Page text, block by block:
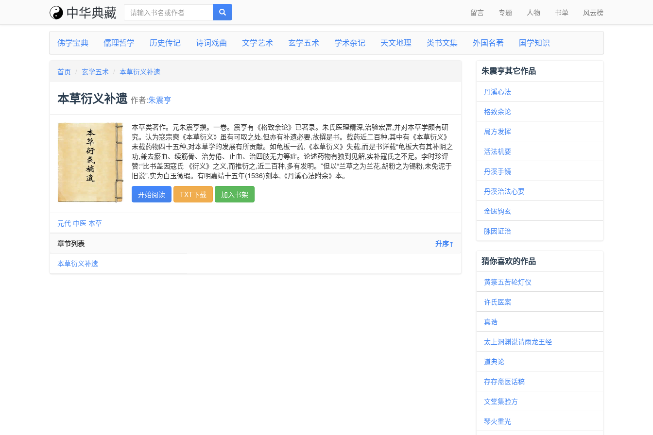
中华典藏 留言 专题 人物 书单 风云榜
佛学宝典 儒理哲学 历史传记 诗词戏曲 文学艺术 玄学五术 学术杂记 天文地理 类书文集 外国名著 国学知识
首页 玄学五术 本草衍义补遗
本草衍义补遗 作者:朱震亨
本草类著作。元朱震亨撰。一卷。震亨有《格致余论》已著录。朱氏医理精深,治验宏富,并对本草学颇有研
究。认为寇宗奭《本草衍义》虽有可取之处,但亦有补遗必要,故撰是书。载药近二百种,其中有《本草衍义》
未载药物四十五种,对本草学的发展有所贡献。如龟板一药,《本草衍义》失载,而是书详载“龟板大有其补阴之
功,兼去瘀血、续筋骨、治劳倦、止血、治四肢无力等症。论述药物有独到见解,实补寇氏之不足。李时珍评
赞:“比书盖因寇氏 《衍义》之义,而推衍之,近二百种,多有发明。”但以“兰草之为兰花,胡粉之为锡粉,未免泥于
旧说”,实为白玉微瑕。有明嘉靖十五年(1536)刻本,《丹溪心法附余》本。
开始阅读
TXT下载 加入书架
元代 中医 本草
章节列表 升序↑
本草衍义补遗
朱震亨其它作品
丹溪心法
格致余论
局方发挥
活法机要
丹溪手镜
丹溪治法心要
金匮钩玄
脉因证治
猜你喜欢的作品
黄箓五苦轮灯仪
许氏医案
真诰
太上洞渊说请雨龙王经
道典论
存存斋医话稿
文堂集验方
琴火重光